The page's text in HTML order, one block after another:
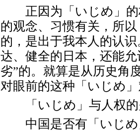
正因为「いじめ」
的观念、习惯有关，所
的，是出于我本人的认
达、健全的日本，还能
劣”的。就算是从历史角
对眼前的这种「いじめ
「いじめ」与人权
中国是否有「いじ